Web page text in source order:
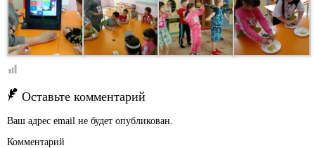
Оставьте комментарий
Ваш адрес email не будет опубликован.
Комментарий